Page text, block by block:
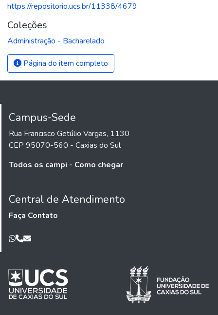
https://repositorio.ucs.br/11338/4679
Coleções
Administração - Bacharelado
Página do item completo
Campus-Sede
Rua Francisco Getúlio Vargas, 1130
CEP 95070-560 - Caxias do Sul
Todos os campi - Como chegar
Central de Atendimento
Faça Contato